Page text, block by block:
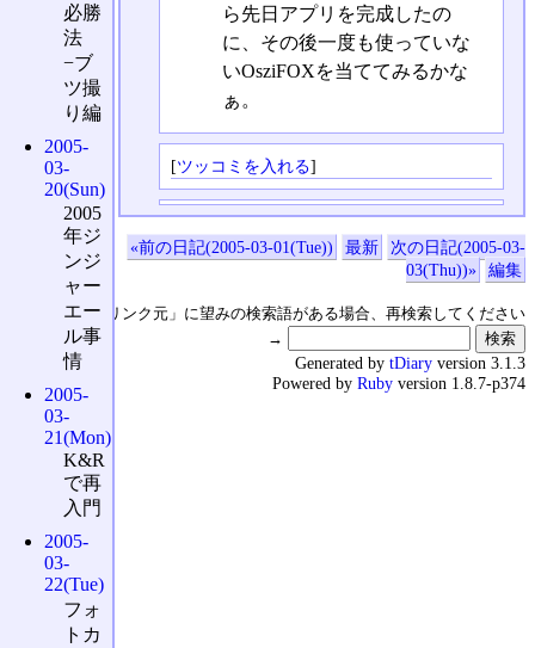
ら先日アプリを完成したの
に、その後一度も使っていな
いOsziFOXを当ててみるかな
ぁ。
[ツッコミを入れる]
«前の日記(2005-03-01(Tue)) 最新
次の日記(2005-03-
03(Thu))»
編集
↑の「本日のリンク元」に望みの検索語がある場合、再検索してください
→
必勝
法
−ブ
ツ撮
り編
2005-
03-
20(Sun)
2005
年ジ
ンジ
ャー
エー
ル事
情
2005-
03-
21(Mon)
K&R
で再
入門
2005-
03-
22(Tue)
フォ
トカ
Generated by tDiary version 3.1.3
Powered by Ruby version 1.8.7-p374